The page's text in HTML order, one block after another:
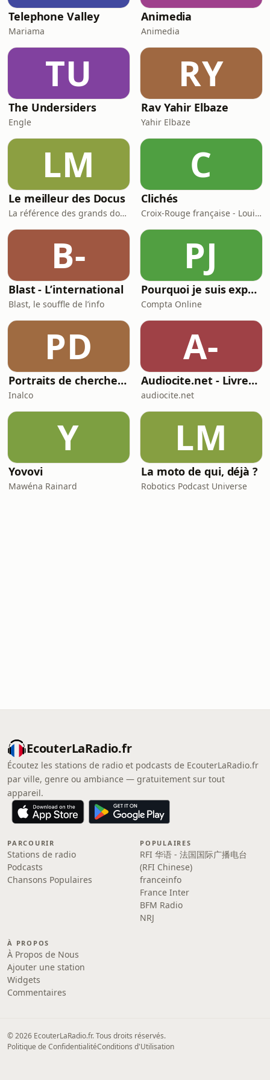
Telephone Valley
Mariama
Animedia
Animedia
TU
The Undersiders
Engle
RY
Rav Yahir Elbaze
Yahir Elbaze
LM
Le meilleur des Docus
La référence des grands documentaires
C
Clichés
Croix-Rouge française - Louie Media
B-
Blast - L’international
Blast, le souffle de l’info
PJ
Pourquoi je suis expert(e)-comptable ?
Compta Online
PD
Portraits de chercheur(e)s en études aréales
Inalco
A-
Audiocite.net - Livres audio gratuits
audiocite.net
Y
Yovovi
Mawéna Rainard
LM
La moto de qui, déjà ?
Robotics Podcast Universe
EcouterLaRadio.fr
Écoutez les stations de radio et podcasts de EcouterLaRadio.fr
par ville, genre ou ambiance — gratuitement sur tout
appareil.
PARCOURIR
Stations de radio
Podcasts
Chansons Populaires
POPULAIRES
RFI 华语 - 法国国际广播电台
(RFI Chinese)
franceinfo
France Inter
BFM Radio
NRJ
À PROPOS
À Propos de Nous
Ajouter une station
Widgets
Commentaires
© 2026 EcouterLaRadio.fr. Tous droits réservés.
Politique de ConfidentialitéConditions d'Utilisation